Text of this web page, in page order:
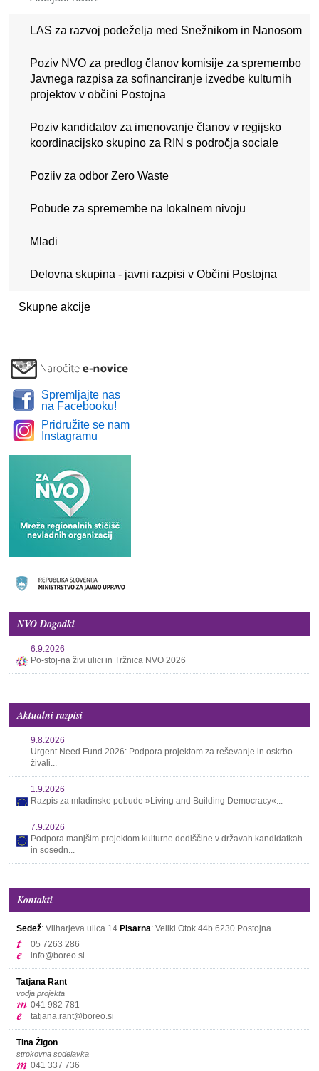
LAS za razvoj podeželja med Snežnikom in Nanosom
Poziv NVO za predlog članov komisije za spremembo
Javnega razpisa za sofinanciranje izvedbe kulturnih
projektov v občini Postojna
Poziv kandidatov za imenovanje članov v regijsko
koordinacijsko skupino za RIN s področja sociale
Poziiv za odbor Zero Waste
Pobude za spremembe na lokalnem nivoju
Mladi
Delovna skupina - javni razpisi v Občini Postojna
Skupne akcije
Spremljajte nas
na Facebooku!
Pridružite se nam
Instagramu
NVO Dogodki
6.9.2026
Po-stoj-na živi ulici in Tržnica NVO 2026
Aktualni razpisi
9.8.2026
Urgent Need Fund 2026: Podpora projektom za reševanje in oskrbo
živali...
1.9.2026
Razpis za mladinske pobude »Living and Building Democracy«...
7.9.2026
Podpora manjšim projektom kulturne dediščine v državah kandidatkah
in sosedn...
Kontakti
Sedež: Vilharjeva ulica 14 Pisarna: Veliki Otok 44b 6230 Postojna
05 7263 286
info@boreo.si
Tatjana Rant
vodja projekta
041 982 781
tatjana.rant@boreo.si
Tina Žigon
strokovna sodelavka
041 337 736